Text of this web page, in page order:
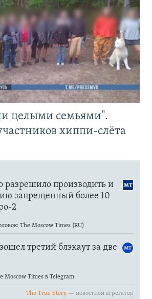
целыми семьями".
хиппи-слёта